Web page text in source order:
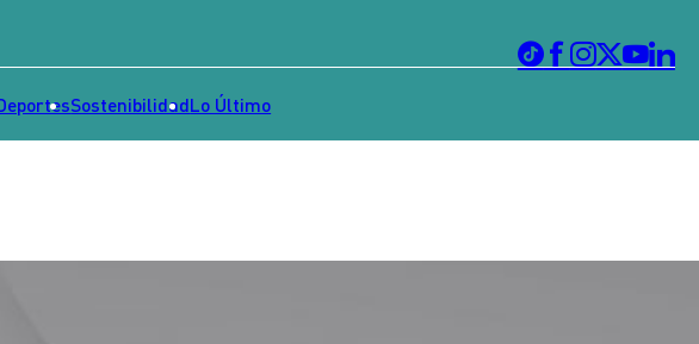
SostenibilidadLo Último